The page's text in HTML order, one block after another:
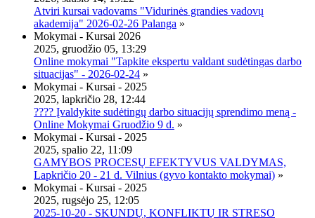
Atviri kursai vadovams "Vidurinės grandies vadovų
akademija" 2026-02-26 Palanga »
Mokymai - Kursai 2026
2025, gruodžio 05, 13:29
Online mokymai "Tapkite ekspertu valdant sudėtingas darbo
situacijas" - 2026-02-24 »
Mokymai - Kursai - 2025
2025, lapkričio 28, 12:44
???? Įvaldykite sudėtingų darbo situacijų sprendimo meną -
Online Mokymai Gruodžio 9 d. »
Mokymai - Kursai - 2025
2025, spalio 22, 11:09
GAMYBOS PROCESŲ EFEKTYVUS VALDYMAS,
Lapkričio 20 - 21 d. Vilnius (gyvo kontakto mokymai) »
Mokymai - Kursai - 2025
2025, rugsėjo 25, 12:05
2025-10-20 - SKUNDŲ, KONFLIKTŲ IR STRESO